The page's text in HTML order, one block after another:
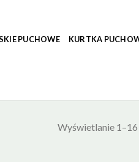
PUCHOWE KURTKA
Wyświetlanie